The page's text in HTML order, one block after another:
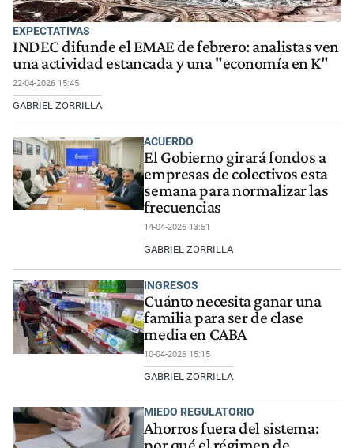
EXPECTATIVAS
INDEC difunde el EMAE de febrero: analistas ven
una actividad estancada y una "economía en K"
22-04-2026 15:45
GABRIEL ZORRILLA
ACUERDO
El Gobierno girará fondos a
empresas de colectivos esta
semana para normalizar las
frecuencias
14-04-2026 13:51
GABRIEL ZORRILLA
INGRESOS
Cuánto necesita ganar una
familia para ser de clase
media en CABA
10-04-2026 15:15
GABRIEL ZORRILLA
MIEDO REGULATORIO
Ahorros fuera del sistema: